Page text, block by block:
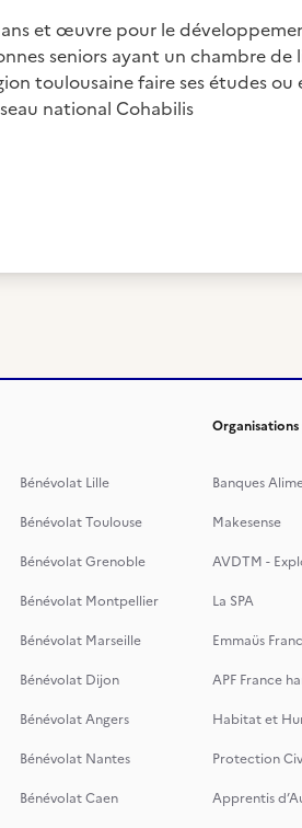
ans et œuvre pour le
seniors ayant un chambre
toulousaine faire ses études ou
national Cohabilis
Bénévolat Lille
Bénévolat Toulouse
Bénévolat Grenoble
Bénévolat Montpellier
Bénévolat Marseille
Bénévolat Dijon
Bénévolat Angers
Bénévolat Nantes
Bénévolat Caen
Banques
Makesense
AVDTM -
La SPA
Emmaüs
APF France
Habitat et
Protection
Apprentis